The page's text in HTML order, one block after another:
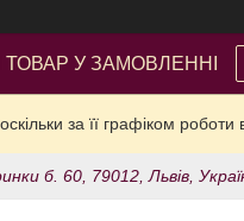
У ЗАМОВЛЕННІ
за її графіком
б. 60, 79012, Львів,